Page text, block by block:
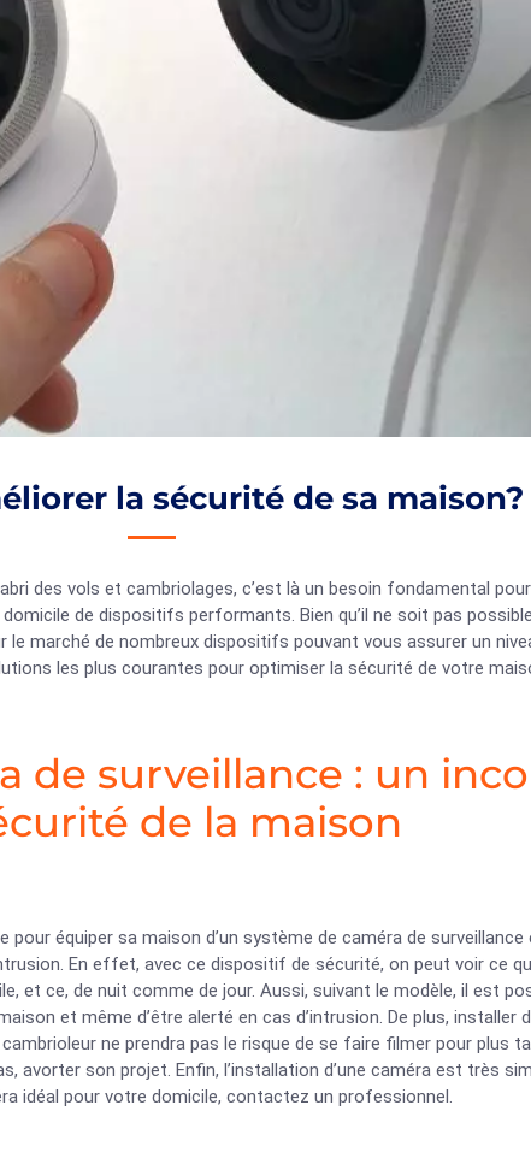
la sécurité de sa maison?
des vols et cambriolages, c’est là un besoin fondamental
de dispositifs performants. Bien qu’il ne soit pas
le marché de nombreux dispositifs pouvant vous assurer un
les plus courantes pour optimiser la sécurité de votre
de surveillance : un
de la maison
pour équiper sa maison d’un système de caméra de
En effet, avec ce dispositif de sécurité, on peut voir ce qui
et ce, de nuit comme de jour. Aussi, suivant le modèle, il est
et même d’être alerté en cas d’intrusion. De plus, installer
ne prendra pas le risque de se faire filmer pour plus
avorter son projet. Enfin, l’installation d’une caméra est très
idéal pour votre domicile, contactez un professionnel.